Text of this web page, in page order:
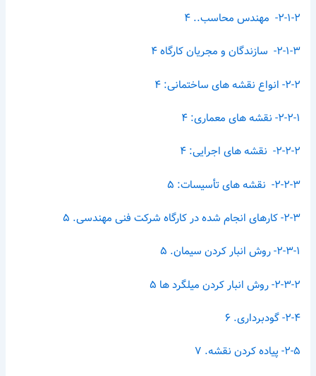
۲-۱-۲- مهندس محاسب.. ۴
۲-۱-۳- سازندگان و مجریان کارگاه ۴
۲-۲- انواع نقشه های ساختمانی: ۴
۲-۲-۱- نقشه های معماری: ۴
۲-۲-۲- نقشه های اجرایی: ۴
۲-۲-۳- نقشه های تأسیسات: ۵
۲-۳- کارهای انجام شده در کارگاه شرکت فنی مهندسی. ۵
۲-۳-۱- روش انبار کردن سیمان. ۵
۲-۳-۲- روش انبار کردن میلگرد ها ۵
۲-۴- گودبرداری. ۶
۲-۵- پیاده کردن نقشه. ۷